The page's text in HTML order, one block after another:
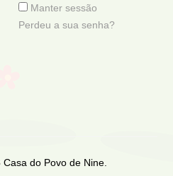
Manter sessão
Perdeu a sua senha?
do Povo de Nine.